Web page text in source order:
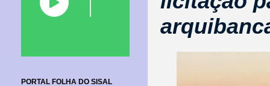
PORTAL FOLHA DO SISAL